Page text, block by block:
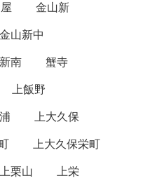
金山新
金山新中
南
蟹寺
上飯野
上大久保
上大久保栄町
上栗山
上栄